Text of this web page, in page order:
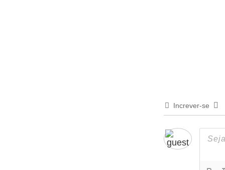
Increver-se